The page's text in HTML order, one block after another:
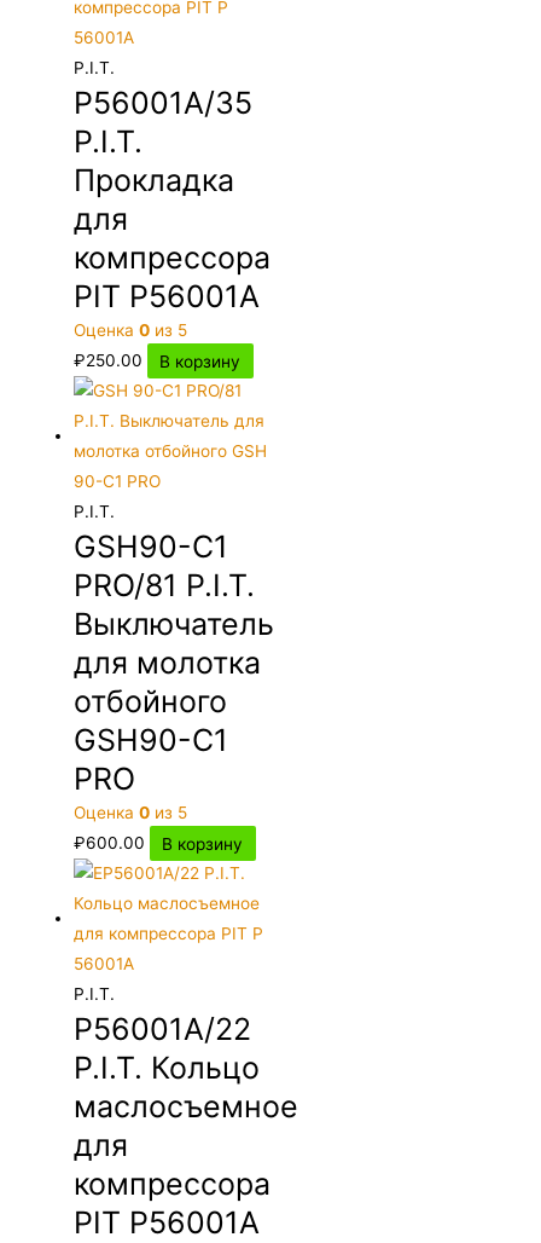
P.I.T.
P56001A/35
P.I.T.
Прокладка
для
компрессора
PIT P56001A
Оценка0 из 5
₽250.00 В корзину
P.I.T.
GSH90-C1
PRO/81 P.I.T.
Выключатель
для молотка
отбойного
GSH90-C1
PRO
Оценка0 из 5
₽600.00 В корзину
P.I.T.
P56001A/22
P.I.T. Кольцо
маслосъемное
для
компрессора
PIT P56001A